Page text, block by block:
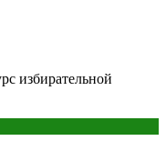
избирательной